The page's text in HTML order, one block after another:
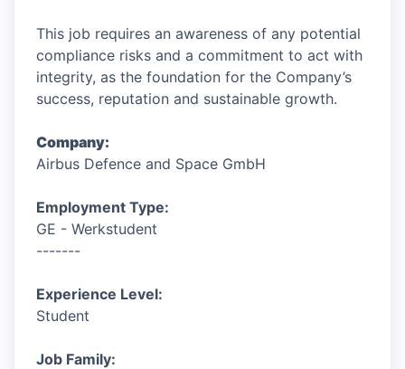
This job requires an awareness of any potential
compliance risks and a commitment to act with
integrity, as the foundation for the Company’s
success, reputation and sustainable growth.
Company:
Airbus Defence and Space GmbH
Employment Type:
GE - Werkstudent
-------
Experience Level:
Student
Job Family: